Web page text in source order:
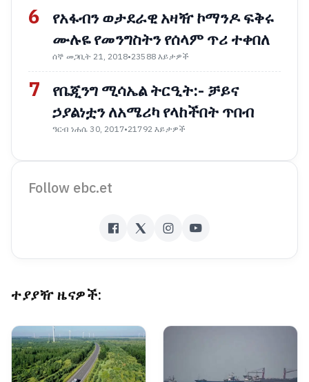
6
የአፋብን ወታደራዊ አዛዥ ኮማንዶ ፍቅሩ
ሙሉዬ የመንግስትን የሰላም ጥሪ ተቀበለ
ሰኞ መጋቢት 21, 2018•23588 እይታዎች
7
የቤጂንግ ሚሳኤል ትርዒት:- ቻይና
ኃያልነቷን ለአሜሪካ የላከችበት ጥበብ
ዓርብ ነሐሴ 30, 2017•21792 እይታዎች
Follow ebc.et
ተያያዥ ዜናዎች: